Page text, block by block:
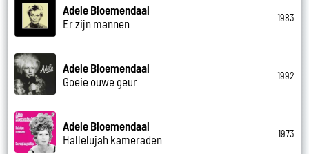
Adele Bloemendaal
Er zijn mannen
1983
Adele Bloemendaal
Goeie ouwe geur
1992
Adele Bloemendaal
Hallelujah kameraden
1973